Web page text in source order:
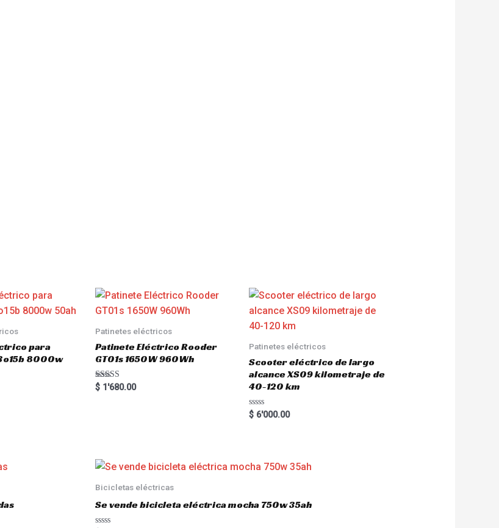
para
8000w
Patinetes eléctricos
Patinete Eléctrico Rooder
GT01s 1650W 960Wh
Rated
5.00
$ 1'680.00
Patinetes eléctricos
Scooter eléctrico de largo
alcance XS09 kilometraje de
40-120 km
R
a
o
u
5
$6'000.00
Bicicletas eléctricas
Se vende bicicleta eléctrica mocha 750w 35ah